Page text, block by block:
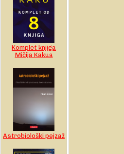
Komplet knjiga
Mičija Kakua
Astrobiološki pejzaž